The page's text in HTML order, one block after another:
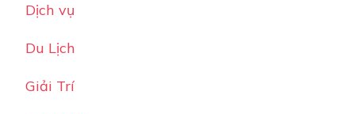
Dịch vụ
Du Lịch
Giải Trí